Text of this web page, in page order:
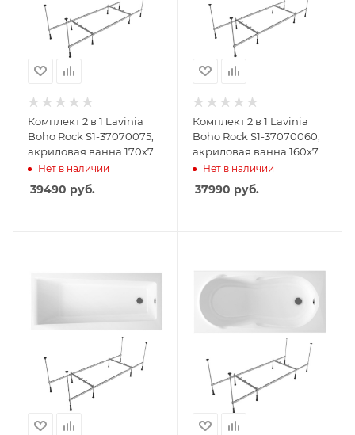
Комплект 2 в 1 Lavinia
Boho Rock S1-37070075,
акриловая ванна 170x75
см, усиленный
металлический каркас с
монтажным набором
Нет в наличии
39490 руб.
Комплект 2 в 1 Lavinia
Boho Rock S1-37070060,
акриловая ванна 160x75
см, усиленный
металлический каркас с
монтажным набором
Нет в наличии
37990 руб.